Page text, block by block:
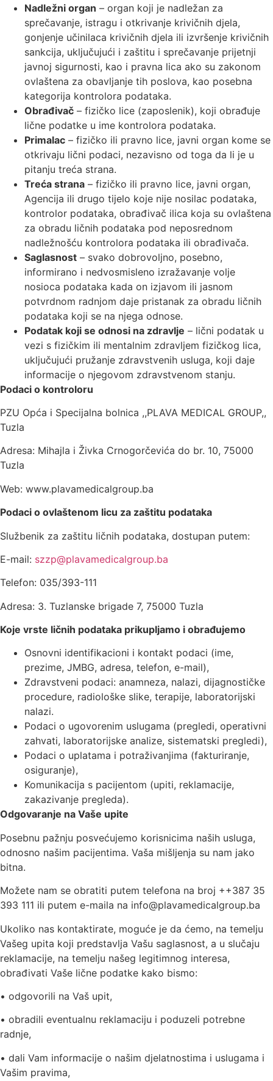
Nadležni organ – organ koji je nadležan za
sprečavanje, istragu i otkrivanje krivičnih djela,
gonjenje učinilaca krivičnih djela ili izvršenje krivičnih
sankcija, uključujući i zaštitu i sprečavanje prijetnji
javnoj sigurnosti, kao i pravna lica ako su zakonom
ovlaštena za obavljanje tih poslova, kao posebna
kategorija kontrolora podataka.
Obrađivač – fizičko lice (zaposlenik), koji obrađuje
lične podatke u ime kontrolora podataka.
Primalac – fizičko ili pravno lice, javni organ kome se
otkrivaju lični podaci, nezavisno od toga da li je u
pitanju treća strana.
Treća strana – fizičko ili pravno lice, javni organ,
Agencija ili drugo tijelo koje nije nosilac podataka,
kontrolor podataka, obrađivač ilica koja su ovlaštena
za obradu ličnih podataka pod neposrednom
nadležnošću kontrolora podataka ili obrađivača.
Saglasnost – svako dobrovoljno, posebno,
informirano i nedvosmisleno izražavanje volje
nosioca podataka kada on izjavom ili jasnom
potvrdnom radnjom daje pristanak za obradu ličnih
podataka koji se na njega odnose.
Podatak koji se odnosi na zdravlje – lični podatak u
vezi s fizičkim ili mentalnim zdravljem fizičkog lica,
uključujući pružanje zdravstvenih usluga, koji daje
informacije o njegovom zdravstvenom stanju.
Podaci o kontroloru
PZU Opća i Specijalna bolnica ,,PLAVA MEDICAL GROUP,,
Tuzla
Adresa: Mihajla i Živka Crnogorčevića do br. 10, 75000
Tuzla
Web: www.plavamedicalgroup.ba
Podaci o ovlaštenom licu za zaštitu podataka
Službenik za zaštitu ličnih podataka, dostupan putem:
E-mail: szzp@plavamedicalgroup.ba
Telefon: 035/393-111
Adresa: 3. Tuzlanske brigade 7, 75000 Tuzla
Koje vrste ličnih podataka prikupljamo i obrađujemo
Osnovni identifikacioni i kontakt podaci (ime,
prezime, JMBG, adresa, telefon, e-mail),
Zdravstveni podaci: anamneza, nalazi, dijagnostičke
procedure, radiološke slike, terapije, laboratorijski
nalazi.
Podaci o ugovorenim uslugama (pregledi, operativni
zahvati, laboratorijske analize, sistematski pregledi),
Podaci o uplatama i potraživanjima (fakturiranje,
osiguranje),
Komunikacija s pacijentom (upiti, reklamacije,
zakazivanje pregleda).
Odgovaranje na Vaše upite
Posebnu pažnju posvećujemo korisnicima naših usluga,
odnosno našim pacijentima. Vaša mišljenja su nam jako
bitna.
Možete nam se obratiti putem telefona na broj ++387 35
393 111 ili putem e-maila na info@plavamedicalgroup.ba
Ukoliko nas kontaktirate, moguće je da ćemo, na temelju
Vašeg upita koji predstavlja Vašu saglasnost, a u slučaju
reklamacije, na temelju našeg legitimnog interesa,
obrađivati Vaše lične podatke kako bismo:
• odgovorili na Vaš upit,
• obradili eventualnu reklamaciju i poduzeli potrebne
radnje,
• dali Vam informacije o našim djelatnostima i uslugama i
Vašim pravima,